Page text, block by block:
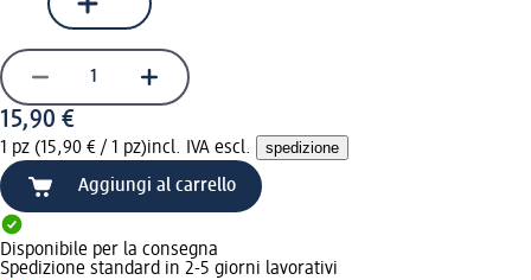
15,90 €
1 pz (15,90 € / 1 pz)incl. IVA escl. spedizione
Aggiungi al carrello
Disponibile per la consegna
Spedizione standard in 2-5 giorni lavorativi